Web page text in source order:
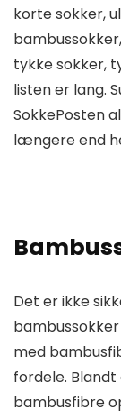
korte sokker,
tykke sokker,
listen er lang.
SokkePosten
længere end
Det er ikke
med
fordele.
bambusfibre